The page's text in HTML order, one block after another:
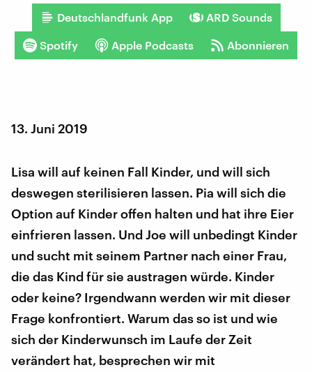
Deutschlandfunk App ARD Sounds
Spotify Apple Podcasts Abonnieren
13. Juni 2019
Lisa will auf keinen Fall Kinder, und will sich
deswegen sterilisieren lassen. Pia will sich die
Option auf Kinder offen halten und hat ihre Eier
einfrieren lassen. Und Joe will unbedingt Kinder
und sucht mit seinem Partner nach einer Frau,
die das Kind für sie austragen würde. Kinder
oder keine? Irgendwann werden wir mit dieser
Frage konfrontiert. Warum das so ist und wie
sich der Kinderwunsch im Laufe der Zeit
verändert hat, besprechen wir mit